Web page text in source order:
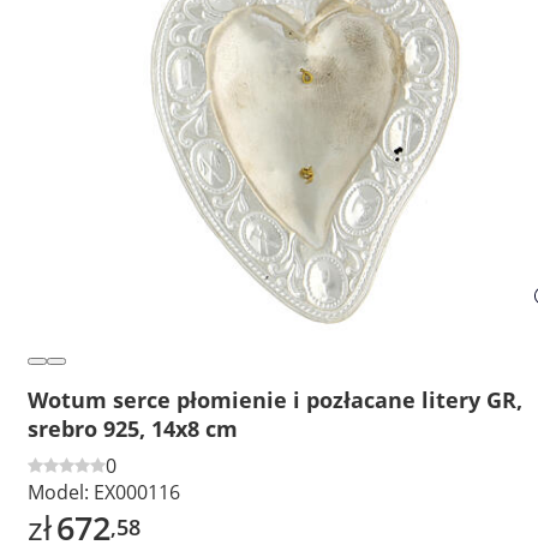
Wotum serce płomienie i pozłacane litery GR,
srebro 925, 14x8 cm
0
Model: EX000116
zł672,58